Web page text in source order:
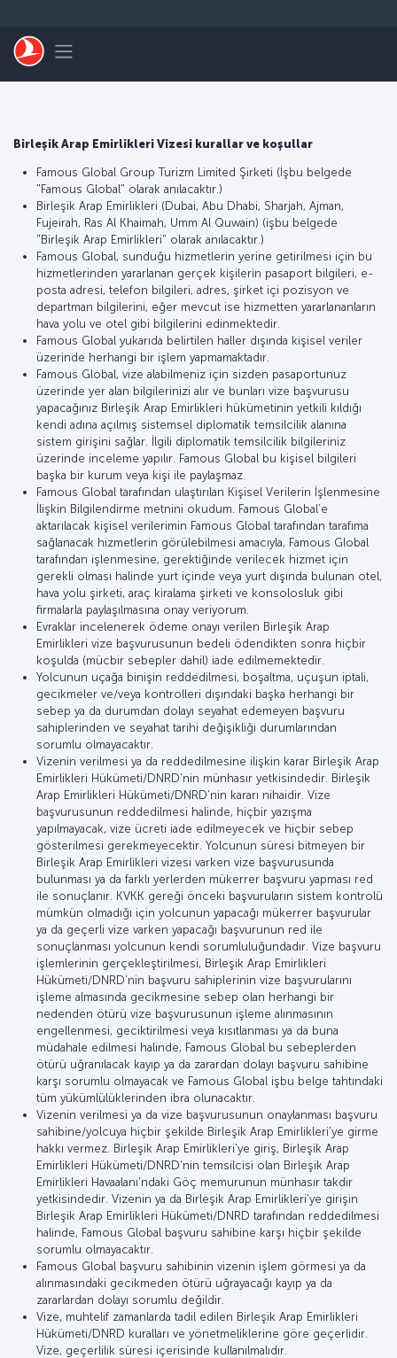
Toggle navigation
Birleşik Arap Emirlikleri Vizesi kurallar ve koşullar
Famous Global Group Turizm Limited Şirketi (İşbu belgede
"Famous Global" olarak anılacaktır.)
Birleşik Arap Emirlikleri (Dubai, Abu Dhabi, Sharjah, Ajman,
Fujeirah, Ras Al Khaimah, Umm Al Quwain) (işbu belgede
"Birleşik Arap Emirlikleri" olarak anılacaktır.)
Famous Global, sunduğu hizmetlerin yerine getirilmesi için bu
hizmetlerinden yararlanan gerçek kişilerin pasaport bilgileri, e-
posta adresi, telefon bilgileri, adres, şirket içi pozisyon ve
departman bilgilerini, eğer mevcut ise hizmetten yararlananların
hava yolu ve otel gibi bilgilerini edinmektedir.
Famous Global yukarıda belirtilen haller dışında kişisel veriler
üzerinde herhangi bir işlem yapmamaktadır.
Famous Global, vize alabilmeniz için sizden pasaportunuz
üzerinde yer alan bilgilerinizi alır ve bunları vize başvurusu
yapacağınız Birleşik Arap Emirlikleri hükümetinin yetkili kıldığı
kendi adına açılmış sistemsel diplomatik temsilcilik alanına
sistem girişini sağlar. İlgili diplomatik temsilcilik bilgileriniz
üzerinde inceleme yapılır. Famous Global bu kişisel bilgileri
başka bir kurum veya kişi ile paylaşmaz.
Famous Global tarafından ulaştırılan Kişisel Verilerin İşlenmesine
İlişkin Bilgilendirme metnini okudum. Famous Global’e
aktarılacak kişisel verilerimin Famous Global tarafından tarafıma
sağlanacak hizmetlerin görülebilmesi amacıyla, Famous Global
tarafından işlenmesine, gerektiğinde verilecek hizmet için
gerekli olması halinde yurt içinde veya yurt dışında bulunan otel,
hava yolu şirketi, araç kiralama şirketi ve konsolosluk gibi
firmalarla paylaşılmasına onay veriyorum.
Evraklar incelenerek ödeme onayı verilen Birleşik Arap
Emirlikleri vize başvurusunun bedeli ödendikten sonra hiçbir
koşulda (mücbir sebepler dahil) iade edilmemektedir.
Yolcunun uçağa binişin reddedilmesi, boşaltma, uçuşun iptali,
gecikmeler ve/veya kontrolleri dışındaki başka herhangi bir
sebep ya da durumdan dolayı seyahat edemeyen başvuru
sahiplerinden ve seyahat tarihi değişikliği durumlarından
sorumlu olmayacaktır.
Vizenin verilmesi ya da reddedilmesine ilişkin karar Birleşik Arap
Emirlikleri Hükümeti/DNRD'nin münhasır yetkisindedir. Birleşik
Arap Emirlikleri Hükümeti/DNRD'nin kararı nihaidir. Vize
başvurusunun reddedilmesi halinde, hiçbir yazışma
yapılmayacak, vize ücreti iade edilmeyecek ve hiçbir sebep
gösterilmesi gerekmeyecektir. Yolcunun süresi bitmeyen bir
Birleşik Arap Emirlikleri vizesi varken vize başvurusunda
bulunması ya da farklı yerlerden mükerrer başvuru yapması red
ile sonuçlanır. KVKK gereği önceki başvuruların sistem kontrolü
mümkün olmadığı için yolcunun yapacağı mükerrer başvurular
ya da geçerli vize varken yapacağı başvurunun red ile
sonuçlanması yolcunun kendi sorumluluğundadır. Vize başvuru
işlemlerinin gerçekleştirilmesi, Birleşik Arap Emirlikleri
Hükümeti/DNRD'nin başvuru sahiplerinin vize başvurularını
işleme almasında gecikmesine sebep olan herhangi bir
nedenden ötürü vize başvurusunun işleme alınmasının
engellenmesi, geciktirilmesi veya kısıtlanması ya da buna
müdahale edilmesi halinde, Famous Global bu sebeplerden
ötürü uğranılacak kayıp ya da zarardan dolayı başvuru sahibine
karşı sorumlu olmayacak ve Famous Global işbu belge tahtındaki
tüm yükümlülüklerinden ibra olunacaktır.
Vizenin verilmesi ya da vize başvurusunun onaylanması başvuru
sahibine/yolcuya hiçbir şekilde Birleşik Arap Emirlikleri'ye girme
hakkı vermez. Birleşik Arap Emirlikleri'ye giriş, Birleşik Arap
Emirlikleri Hükümeti/DNRD'nin temsilcisi olan Birleşik Arap
Emirlikleri Havaalanı'ndaki Göç memurunun münhasır takdir
yetkisindedir. Vizenin ya da Birleşik Arap Emirlikleri'ye girişin
Birleşik Arap Emirlikleri Hükümeti/DNRD tarafından reddedilmesi
halinde, Famous Global başvuru sahibine karşı hiçbir şekilde
sorumlu olmayacaktır.
Famous Global başvuru sahibinin vizenin işlem görmesi ya da
alınmasındaki gecikmeden ötürü uğrayacağı kayıp ya da
zararlardan dolayı sorumlu değildir.
Vize, muhtelif zamanlarda tadil edilen Birleşik Arap Emirlikleri
Hükümeti/DNRD kuralları ve yönetmeliklerine göre geçerlidir.
Vize, geçerlilik süresi içerisinde kullanılmalıdır.